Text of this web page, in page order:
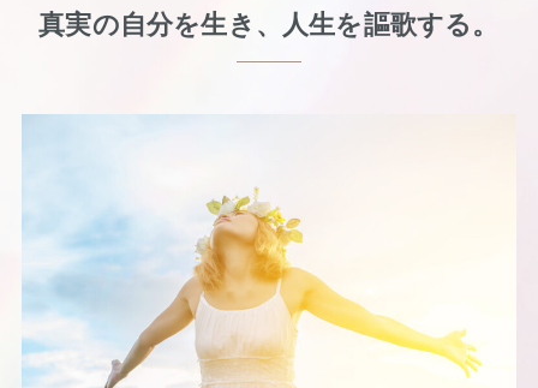
真実の自分を生き、人生を謳歌する。